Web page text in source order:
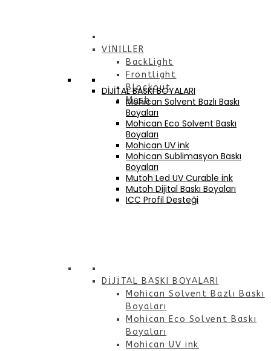
VİNİLLER
BackLight
Frontlight
Blockout
Mesh
DİJİTAL BASKI BOYALARI
Mohican Solvent Bazlı Baskı
Boyaları
Mohican Eco Solvent Baskı
Boyaları
Mohican UV ink
DİJİTAL BASKI BOYALARI
Mohican Solvent Bazlı Baskı
Boyaları
Mohican Eco Solvent Baskı
Boyaları
Mohican UV ink
Mohican Sublimasyon Baskı
Boyaları
Mutoh Led UV Curable ink
Mutoh Dijital Baskı Boyaları
ICC Profil Desteği